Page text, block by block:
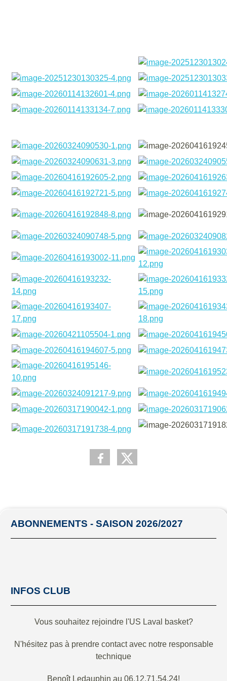
ABONNEMENTS - SAISON 2026/2027
INFOS CLUB
Vous souhaitez rejoindre l'US Laval basket?
N'hésitez pas à prendre contact avec notre responsable
technique
Benoît Ledauphin au 06.12.71.54.24!